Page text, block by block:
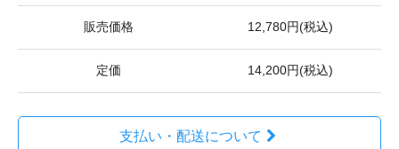
販売価格 12,780円(税込)
定価 14,200円(税込)
支払い・配送について